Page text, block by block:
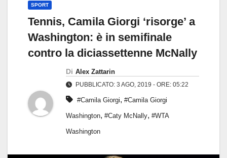
SPORT
Tennis, Camila Giorgi ‘risorge’ a
Washington: è in semifinale
contro la diciassettenne McNally
Di Alex Zattarin
PUBBLICATO: 3 AGO, 2019 - ORE: 05:22
#Camila Giorgi, #Camila Giorgi
Washington, #Caty McNally, #WTA
Washington